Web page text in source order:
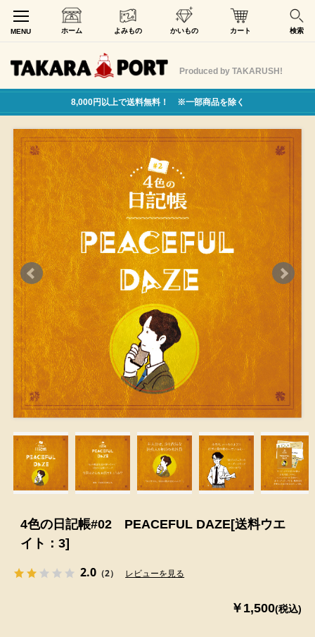
MENU ホーム よみもの かいもの カート 検索
Produced by TAKARUSH!
8,000円以上で送料無料！ ※一部商品を除く
4色の日記帳#02 PEACEFUL DAZE[送料ウエ
イト：3]
2.0 （2） レビューを見る
￥1,500(税込)